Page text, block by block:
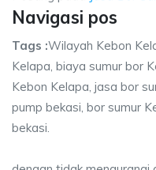
Navigasi pos
Tags :Wilayah Kebon
Kelapa, biaya sumur bor
Kebon Kelapa, jasa bor
pump bekasi, bor sumur
bekasi.